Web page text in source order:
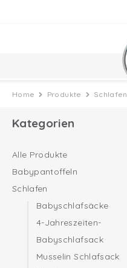
Home Produkte Schlafen
Kategorien
Alle Produkte
Babypantoffeln
Schlafen
Babyschlafsäcke
4-Jahreszeiten-
Babyschlafsack
Musselin Schlafsack